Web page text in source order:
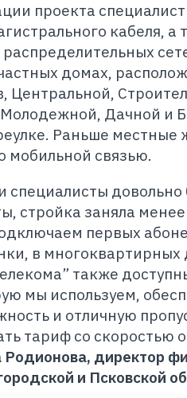
проекта
кабеля, а
домах,
Центральной,
Дачной и
Раньше местные
мобильной связью.
специалисты
стройка заняла
первых
в многоквартирных
также
мы используем,
и отличную
тариф со скоростью
Родионова, директор
и Псковской